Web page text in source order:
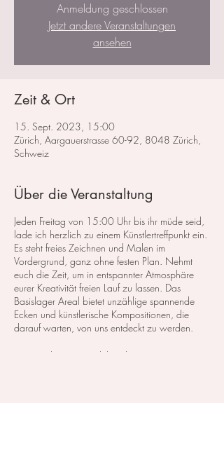
Anmeldung geschlossen
Jetzt andere Veranstaltungen
ansehen
Zeit & Ort
15. Sept. 2023, 15:00
Zürich, Aargauerstrasse 60-92, 8048 Zürich,
Schweiz
Über die Veranstaltung
Jeden Freitag von 15:00 Uhr bis ihr müde seid,
lade ich herzlich zu einem Künstlertreffpunkt ein.
Es steht freies Zeichnen und Malen im
Vordergrund, ganz ohne festen Plan. Nehmt
euch die Zeit, um in entspannter Atmosphäre
eurer Kreativität freien Lauf zu lassen. Das
Basislager Areal bietet unzählige spannende
Ecken und künstlerische Kompositionen, die
darauf warten, von uns entdeckt zu werden.
Mein Ziel ist es, eine lebendige